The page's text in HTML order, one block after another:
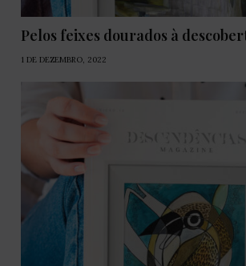
Pelos feixes dourados à
1 DE DEZEMBRO, 2022